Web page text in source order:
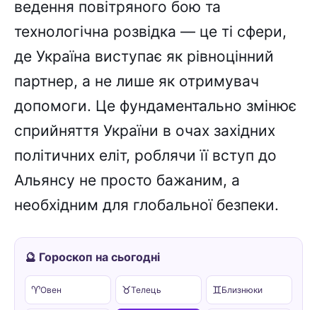
ведення повітряного бою та
технологічна розвідка — це ті сфери,
де Україна виступає як рівноцінний
партнер, а не лише як отримувач
допомоги. Це фундаментально змінює
сприйняття України в очах західних
політичних еліт, роблячи її вступ до
Альянсу не просто бажаним, а
необхідним для глобальної безпеки.
🔮 Гороскоп на сьогодні
♈Овен ♉Телець ♊Близнюки